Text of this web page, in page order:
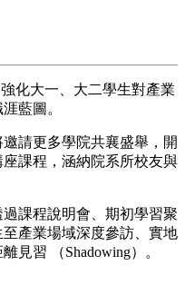
強化大一、大二學生對產業
藍圖。
請更多學院共襄盛舉，開
課程，涵納院系所校友與
課程說明會、期初學習聚
產業場域深度參訪、實地
見習 （Shadowing）。